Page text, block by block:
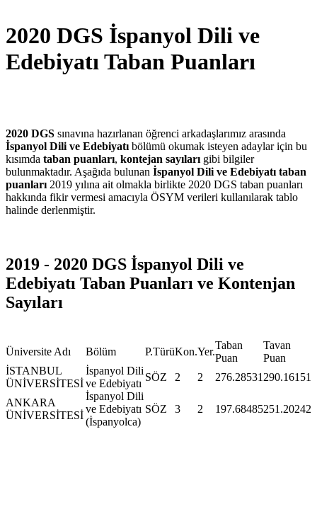
2020 DGS İspanyol Dili ve
Edebiyatı Taban Puanları
2020 DGS sınavına hazırlanan öğrenci arkadaşlarımız arasında
İspanyol Dili ve Edebiyatı bölümü okumak isteyen adaylar için bu
kısımda taban puanları, kontejan sayıları gibi bilgiler
bulunmaktadır. Aşağıda bulunan İspanyol Dili ve Edebiyatı taban
puanları 2019 yılına ait olmakla birlikte 2020 DGS taban puanları
hakkında fikir vermesi amacıyla ÖSYM verileri kullanılarak tablo
halinde derlenmiştir.
2019 - 2020 DGS İspanyol Dili ve
Edebiyatı Taban Puanları ve Kontenjan
Sayıları
Üniversite Adı Bölüm P.TürüKon.Yer.
Taban
Puan
Tavan
Puan
İSTANBUL
ÜNİVERSİTESİ
İspanyol Dili
ve Edebiyatı
SÖZ 2 2 276.28531 290.16151
ANKARA
ÜNİVERSİTESİ
İspanyol Dili
ve Edebiyatı
(İspanyolca)
SÖZ 3 2 197.68485251.20242